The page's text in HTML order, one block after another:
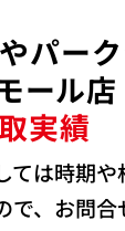
パー
ール店
実績
ては時期や
で、お問合